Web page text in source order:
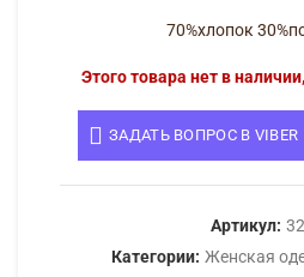
70%хлопок
Этого товара нет в
ЗАДАТЬ ВОПРОС В VIBER
Артикул:
Категории: Женская